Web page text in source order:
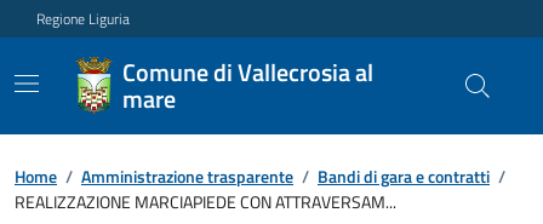
Regione Liguria
Comune di Vallecrosia al
mare
Home / Amministrazione trasparente / Bandi di gara e contratti /
REALIZZAZIONE MARCIAPIEDE CON ATTRAVERSAM...